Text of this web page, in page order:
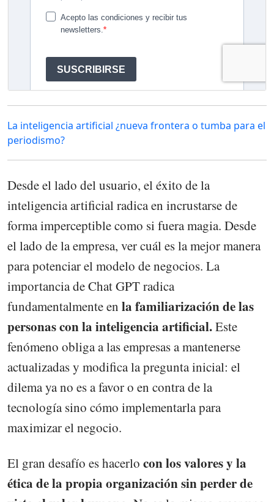
La inteligencia artificial ¿nueva frontera o tumba para el
periodismo?
Desde el lado del usuario, el éxito de la
inteligencia artificial radica en incrustarse de
forma imperceptible como si fuera magia. Desde
el lado de la empresa, ver cuál es la mejor manera
para potenciar el modelo de negocios. La
importancia de Chat GPT radica
fundamentalmente en la familiarización de las
personas con la inteligencia artificial.Este
fenómeno obliga a las empresas a mantenerse
actualizadas y modifica la pregunta inicial: el
dilema ya no es a favor o en contra de la
tecnología sino cómo implementarla para
maximizar el negocio.
El gran desafío es hacerlo con los valores y la
ética de la propia organización sin perder de